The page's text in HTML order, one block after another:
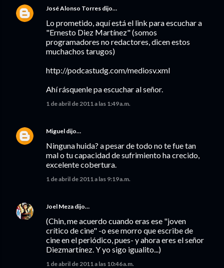
José Alonso Torres dijo…
Lo prometido, aquí está el link para escuchar a
"Ernesto Diez Martínez" (somos
programadores no redactores, dicen estos
muchachos tarugos)
http://podcastudg.com/mediosv.xml
Ahí rásquenle pa escuchar al señor.
1 de abril de 2011 a las 1:49 a.m.
Miguel dijo…
Ninguna huida? a pesar de todo no te fue tan
mal o tu capacidad de sufrimiento ha crecido,
excelente cobertura.
1 de abril de 2011 a las 9:19 a.m.
Joel Meza dijo…
(Chin, me acuerdo cuando eras ese "joven
crítico de cine" -o ese morro que escribe de
cine en el periódico, pues- y ahora eres el señor
Diezmartínez. Y yo sigo igualito...)
1 de abril de 2011 a las 10:46 a.m.